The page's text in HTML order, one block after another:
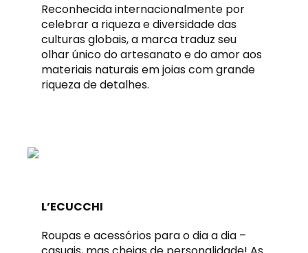
Reconhecida internacionalmente por
celebrar a riqueza e diversidade das
culturas globais, a marca traduz seu
olhar único do artesanato e do amor aos
materiais naturais em joias com grande
riqueza de detalhes.
L’ECUCCHI
Roupas e acessórios para o dia a dia –